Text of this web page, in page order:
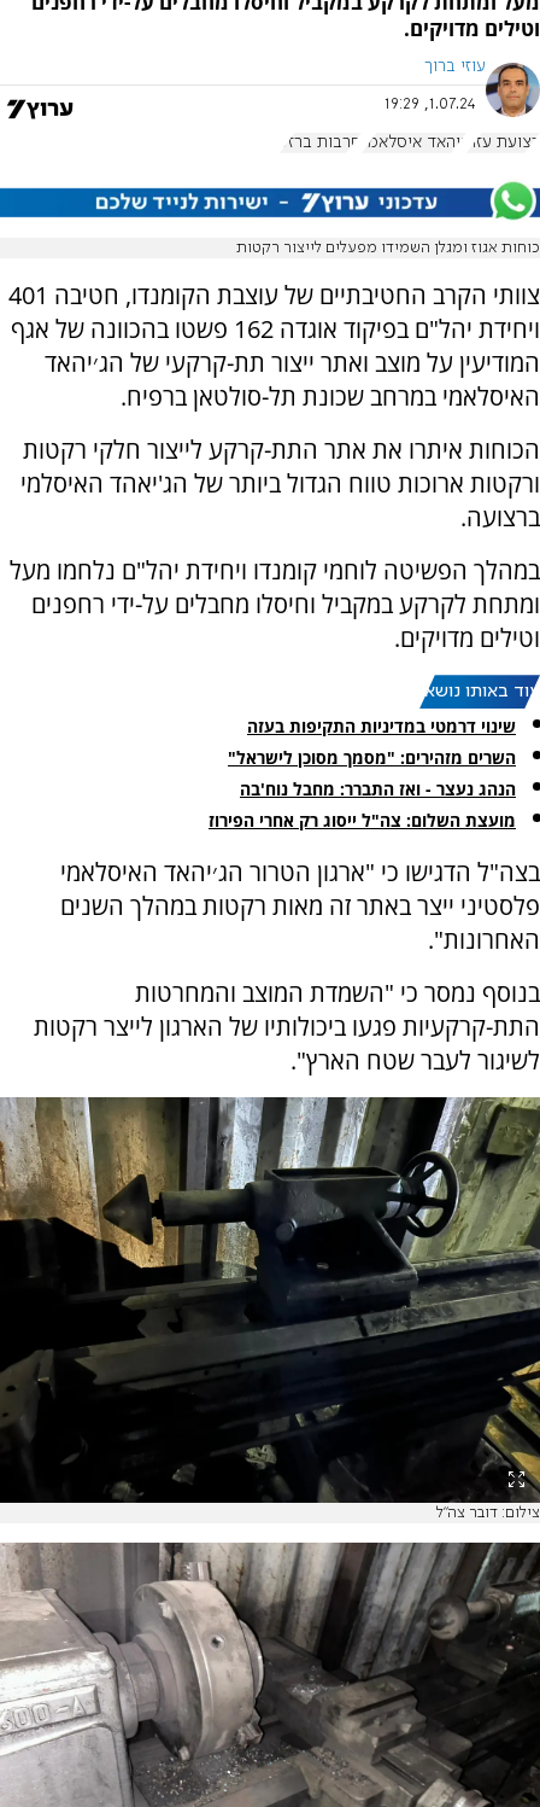
וטילים מדויקים.
עוזי ברוך
1.07.24, 19:29
רצועת עזה גיהאד איסלאמי חרבות ברזל
כוחות אגוז ומגלן השמידו מפעלים לייצור רקטות
צוותי הקרב החטיבתיים של עוצבת הקומנדו, חטיבה 401
ויחידת יהל"ם בפיקוד אוגדה 162 פשטו בהכוונה של אגף
המודיעין על מוצב ואתר ייצור תת-קרקעי של הג׳יהאד
האיסלאמי במרחב שכונת תל-סולטאן ברפיח.
הכוחות איתרו את אתר התת-קרקע לייצור חלקי רקטות
ורקטות ארוכות טווח הגדול ביותר של הג'יאהד האיסלמי
ברצועה.
במהלך הפשיטה לוחמי קומנדו ויחידת יהל"ם נלחמו מעל
ומתחת לקרקע במקביל וחיסלו מחבלים על-ידי רחפנים
וטילים מדויקים.
עוד באותו נושא:
שינוי דרמטי במדיניות התקיפות בעזה
השרים מזהירים: "מסמך מסוכן לישראל"
הנהג נעצר - ואז התברר: מחבל נוח'בה
מועצת השלום: צה"ל ייסוג רק אחרי הפירוז
בצה"ל הדגישו כי "ארגון הטרור הג׳יהאד האיסלאמי
פלסטיני ייצר באתר זה מאות רקטות במהלך השנים
האחרונות".
בנוסף נמסר כי "השמדת המוצב והמחרטות
התת-קרקעיות פגעו ביכולותיו של הארגון לייצר רקטות
לשיגור לעבר שטח הארץ".
צילום: דובר צה"ל